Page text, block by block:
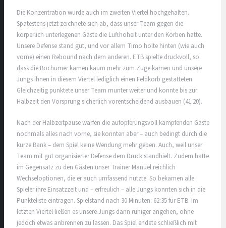
Die Konzentration wurde auch im zweiten Viertel hochgehalten.
Spätestens jetzt zeichnete sich ab, dass unser Team gegen die
körperlich unterlegenen Gäste die Lufthoheit unter den Körben hatte.
Unsere Defense stand gut, und vor allem Timo holte hinten (wie auch
vorne) einen Rebound nach dem anderen. ETB spielte druckvoll, so
dass die Bochumer kamen kaum mehr zum Zuge kamen und unsere
Jungs ihnen in diesem Viertel lediglich einen Feldkorb gestatteten.
Gleichzeitig punktete unser Team munter weiter und konnte bis zur
Halbzeit den Vorsprung sicherlich vorentscheidend ausbauen (41:20).
Nach der Halbzeitpause warfen die aufopferungsvoll kämpfenden Gäste
nochmals alles nach vorne, sie konnten aber – auch bedingt durch die
kurze Bank – dem Spiel keine Wendung mehr geben. Auch, weil unser
Team mit gut organisierter Defense dem Druck standhielt. Zudem hatte
im Gegensatz zu den Gästen unser Trainer Manuel reichlich
Wechseloptionen, die er auch umfassend nutzte. So bekamen alle
Spieler ihre Einsatzzeit und – erfreulich – alle Jungs konnten sich in die
Punkteliste eintragen. Spielstand nach 30 Minuten: 62:35 für ETB. Im
letzten Viertel ließen es unsere Jungs dann ruhiger angehen, ohne
jedoch etwas anbrennen zu lassen. Das Spiel endete schließlich mit